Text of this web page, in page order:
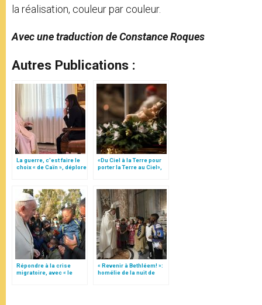
la réalisation, couleur par couleur.
Avec une traduction de Constance Roques
Autres Publications :
La guerre, c’est faire le
choix « de Caïn », déplore
«Du Ciel à la Terre pour
porter la Terre au Ciel»,
Répondre à la crise
migratoire, avec « le
« Revenir à Bethléem! »:
homélie de la nuit de
Noël (texte complet)